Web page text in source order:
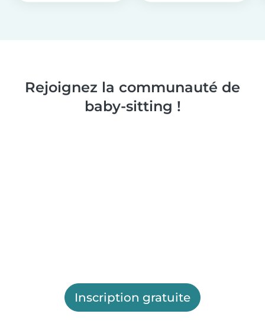
Rejoignez la communauté de
baby-sitting !
Inscription gratuite